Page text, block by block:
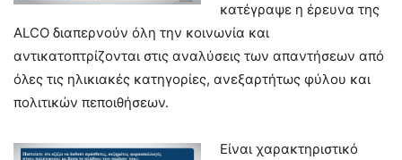
κατέγραψε η έρευνα της
ALCO διαπερνούν όλη την κοινωνία και
αντικατοπτρίζονται στις αναλύσεις των απαντήσεων από
όλες τις ηλικιακές κατηγορίες, ανεξαρτήτως φύλου και
πολιτικών πεποιθήσεων.
Είναι χαρακτηριστικό